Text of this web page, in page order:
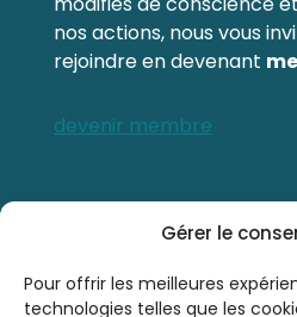
Gérer le
Pour offrir les meilleures
technologies telles que les
nos actions, nous vous
rejoindre en devenant
devenir membre
Contactez-nous
0476 21 76 46